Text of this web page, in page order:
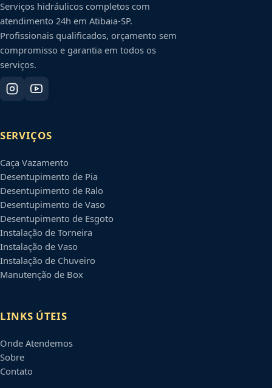
Serviços hidráulicos completos com
atendimento 24h em Atibaia-SP.
Profissionais qualificados, orçamento sem
compromisso e garantia em todos os
serviços.
SERVIÇOS
Caça Vazamento
Desentupimento de Pia
Desentupimento de Ralo
Desentupimento de Vaso
Desentupimento de Esgoto
Instalação de Torneira
Instalação de Vaso
Instalação de Chuveiro
Manutenção de Box
LINKS ÚTEIS
Onde Atendemos
Sobre
Contato